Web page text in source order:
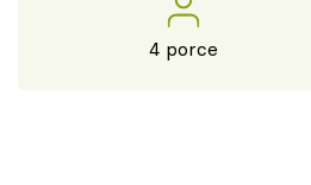
4 porce